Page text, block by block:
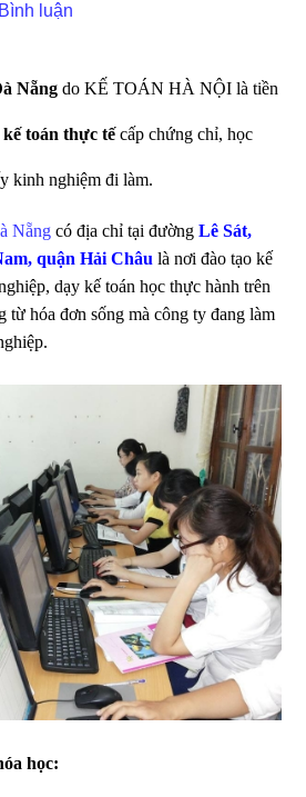
luận
Nẵng do KẾ TOÁN HÀ NỘI là tiền
kế toán thực tếcấp chứng chỉ, học
kinh nghiệm đi làm.
Nẵng có địa chỉ tại đườngLê Sát,
quận Hải Châu là nơi đào tạo kế
dạy kế toán học thực hành trên
từ hóa đơn sống mà công ty đang làm
học: